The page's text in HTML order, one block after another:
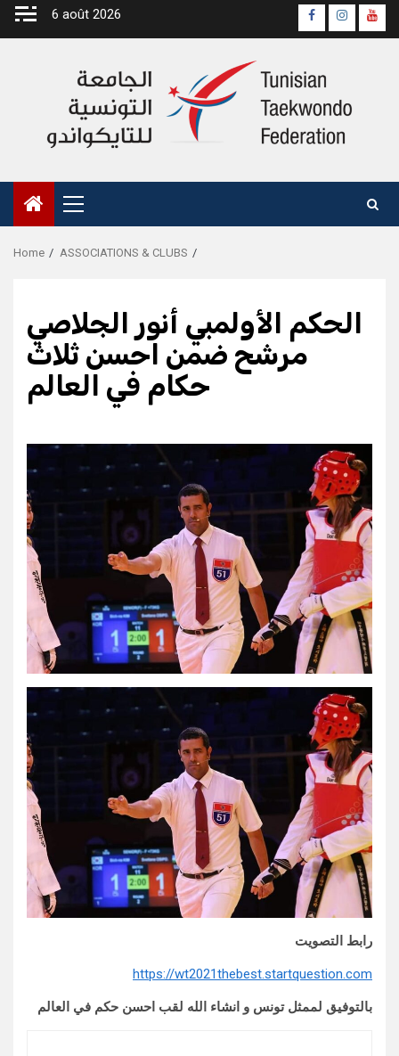
Skip
6 août 2026
Page
Officielle
Instagram
Primary
Menu
Home ASSOCIATIONS & CLUBS
الحكم الأولمبي أنور الجلاصي
مرشح ضمن احسن ثلاث
حكام في العالم
رابط التصويت
https://wt2021thebest.startquestion.com
بالتوفيق لممثل تونس و انشاء الله لقب احسن حكم في العالم